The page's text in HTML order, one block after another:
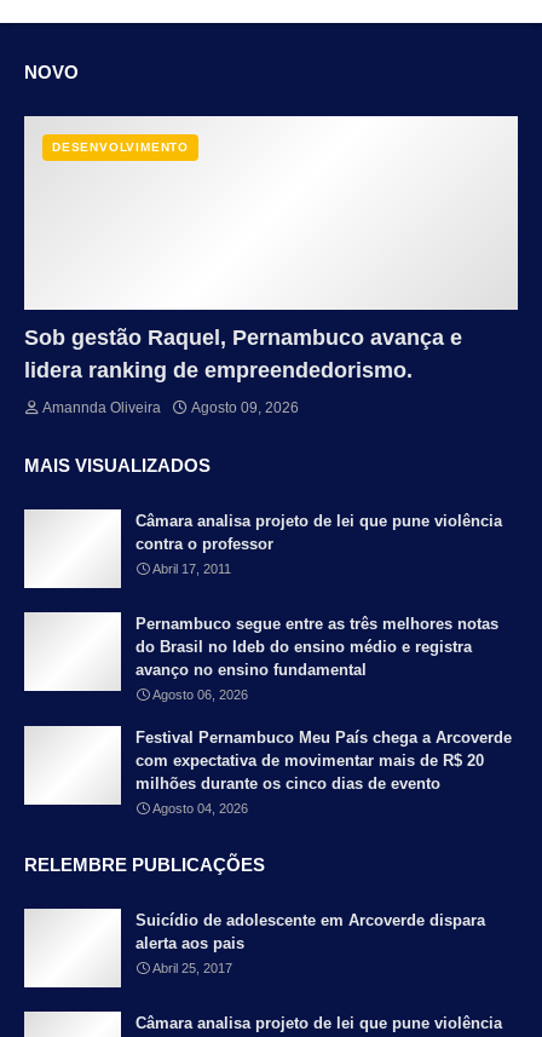
NOVO
DESENVOLVIMENTO
Sob gestão Raquel, Pernambuco avança e
lidera ranking de empreendedorismo.
Amannda Oliveira Agosto 09, 2026
MAIS VISUALIZADOS
Câmara analisa projeto de lei que pune violência
contra o professor
Abril 17, 2011
Pernambuco segue entre as três melhores notas
do Brasil no Ideb do ensino médio e registra
avanço no ensino fundamental
Agosto 06, 2026
Festival Pernambuco Meu País chega a Arcoverde
com expectativa de movimentar mais de R$ 20
milhões durante os cinco dias de evento
Agosto 04, 2026
RELEMBRE PUBLICAÇÕES
Suicídio de adolescente em Arcoverde dispara
alerta aos pais
Abril 25, 2017
Câmara analisa projeto de lei que pune violência